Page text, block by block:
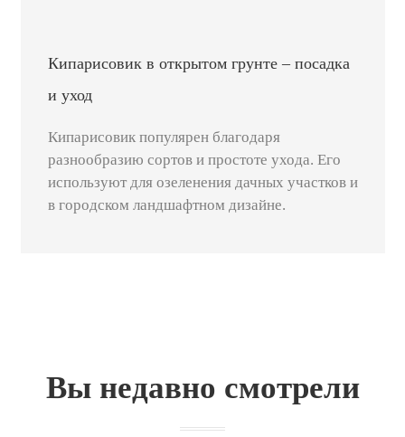
Кипарисовик в открытом грунте – посадка
и уход
Кипарисовик популярен благодаря
разнообразию сортов и простоте ухода. Его
используют для озеленения дачных участков и
в городском ландшафтном дизайне.
Вы недавно смотрели